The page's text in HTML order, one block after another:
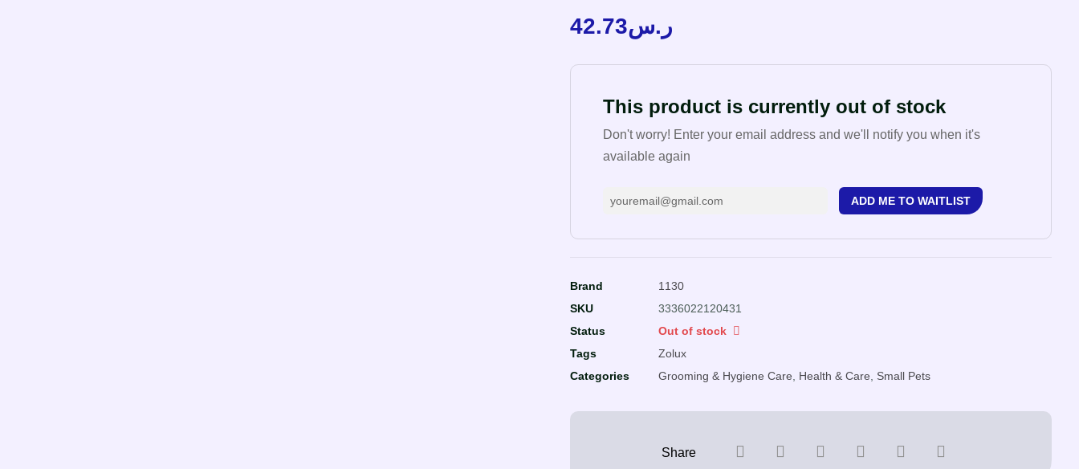
ر.س42.73
This product is currently out of stock
Don't worry! Enter your email address and we'll notify you when it's
available again
ADD ME TO WAITLIST
Brand
1130
SKU
3336022120431
Status
Out of stock
Tags
Zolux
Categories
Grooming & Hygiene Care Health & Care Small Pets